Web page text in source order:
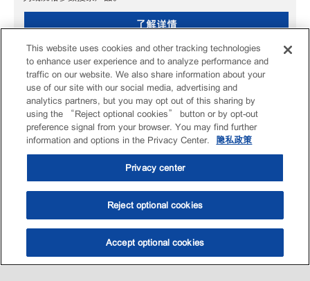
选油助手 查找门店
了解详情
This website uses cookies and other tracking technologies
to enhance user experience and to analyze performance and
traffic on our website. We also share information about your
use of our site with our social media, advertising and
analytics partners, but you may opt out of this sharing by
using the “Reject optional cookies” button or by opt-out
preference signal from your browser. You may find further
information and options in the Privacy Center.
隐私政策
Privacy center
Reject optional cookies
Accept optional cookies